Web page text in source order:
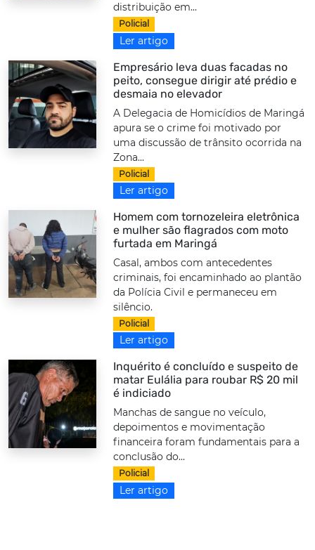
distribuição em...
Policial
Ler artigo
Empresário leva duas facadas no
peito, consegue dirigir até prédio e
desmaia no elevador
A Delegacia de Homicídios de Maringá
apura se o crime foi motivado por
uma discussão de trânsito ocorrida na
Zona...
Policial
Ler artigo
Homem com tornozeleira eletrônica
e mulher são flagrados com moto
furtada em Maringá
Casal, ambos com antecedentes
criminais, foi encaminhado ao plantão
da Polícia Civil e permaneceu em
silêncio.
Policial
Ler artigo
Inquérito é concluído e suspeito de
matar Eulália para roubar R$ 20 mil
é indiciado
Manchas de sangue no veículo,
depoimentos e movimentação
financeira foram fundamentais para a
conclusão do...
Policial
Ler artigo